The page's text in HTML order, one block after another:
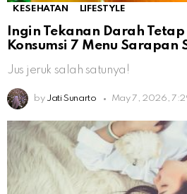
KESEHATAN LIFESTYLE
Ingin Tekanan Darah
Konsumsi 7 Menu Sarapan
Jus jeruk salah satunya!
by Jati Sunarto May 7, 2026,